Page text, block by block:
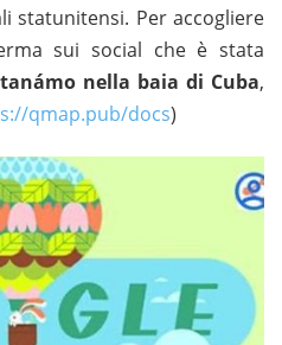
statunitensi. Per accogliere
sui social che è stata
nella baia di Cuba,
qmap.pub/docs)